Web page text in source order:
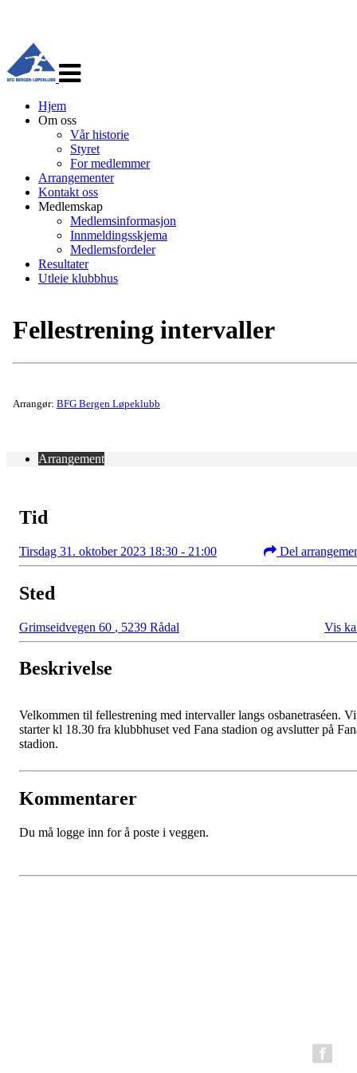
navigasjon
Hjem
Om oss
Vår historie
Styret
For medlemmer
Arrangementer
Kontakt oss
Medlemskap
Medlemsinformasjon
Innmeldingsskjema
Medlemsfordeler
Resultater
Utleie klubbhus
Fellestrening intervaller
Arrangør: BFG Bergen Løpeklubb
Arrangement
Tid
Tirsdag 31. oktober 2023 18:30 - 21:00 Del
Sted
Grimseidvegen 60 , 5239 Rådal Vis
Beskrivelse
Velkommen til fellestrening med intervaller langs osbanetraséen. Vi
starter kl 18.30 fra klubbhuset ved Fana stadion og avslutter på
stadion.
Kommentarer
Du må logge inn for å poste i veggen.